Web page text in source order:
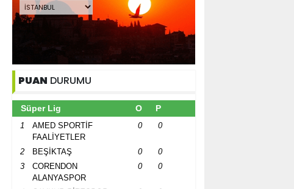
PUAN DURUMU
Süper Lig O P
1
AMED SPORTİF
FAALİYETLER
0 0
2 BEŞİKTAŞ 0
0
3
CORENDON
ALANYASPOR
0 0